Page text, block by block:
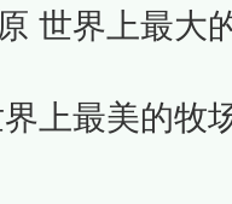
世界上最大
上最美的牧